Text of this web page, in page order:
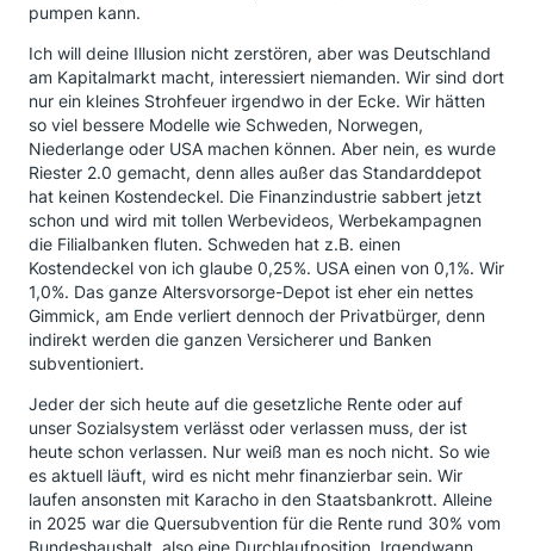
pumpen kann.
Ich will deine Illusion nicht zerstören, aber was Deutschland
am Kapitalmarkt macht, interessiert niemanden. Wir sind dort
nur ein kleines Strohfeuer irgendwo in der Ecke. Wir hätten
so viel bessere Modelle wie Schweden, Norwegen,
Niederlange oder USA machen können. Aber nein, es wurde
Riester 2.0 gemacht, denn alles außer das Standarddepot
hat keinen Kostendeckel. Die Finanzindustrie sabbert jetzt
schon und wird mit tollen Werbevideos, Werbekampagnen
die Filialbanken fluten. Schweden hat z.B. einen
Kostendeckel von ich glaube 0,25%. USA einen von 0,1%. Wir
1,0%. Das ganze Altersvorsorge-Depot ist eher ein nettes
Gimmick, am Ende verliert dennoch der Privatbürger, denn
indirekt werden die ganzen Versicherer und Banken
subventioniert.
Jeder der sich heute auf die gesetzliche Rente oder auf
unser Sozialsystem verlässt oder verlassen muss, der ist
heute schon verlassen. Nur weiß man es noch nicht. So wie
es aktuell läuft, wird es nicht mehr finanzierbar sein. Wir
laufen ansonsten mit Karacho in den Staatsbankrott. Alleine
in 2025 war die Quersubvention für die Rente rund 30% vom
Bundeshaushalt, also eine Durchlaufposition. Irgendwann